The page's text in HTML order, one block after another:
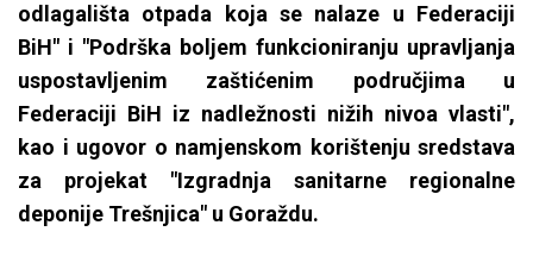
odlagališta otpada koja se nalaze u Federaciji
BiH" i "Podrška boljem funkcioniranju upravljanja
uspostavljenim zaštićenim područjima u
Federaciji BiH iz nadležnosti nižih nivoa vlasti",
kao i ugovor o namjenskom korištenju sredstava
za projekat "Izgradnja sanitarne regionalne
deponije Trešnjica" u Goraždu.